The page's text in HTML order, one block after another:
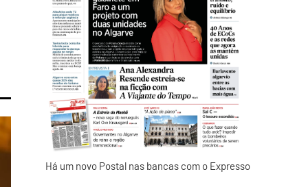
Há um novo Postal nas bancas com o Expresso